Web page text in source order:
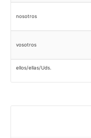
nosotros
vosotros
ellos/ellas/Uds.